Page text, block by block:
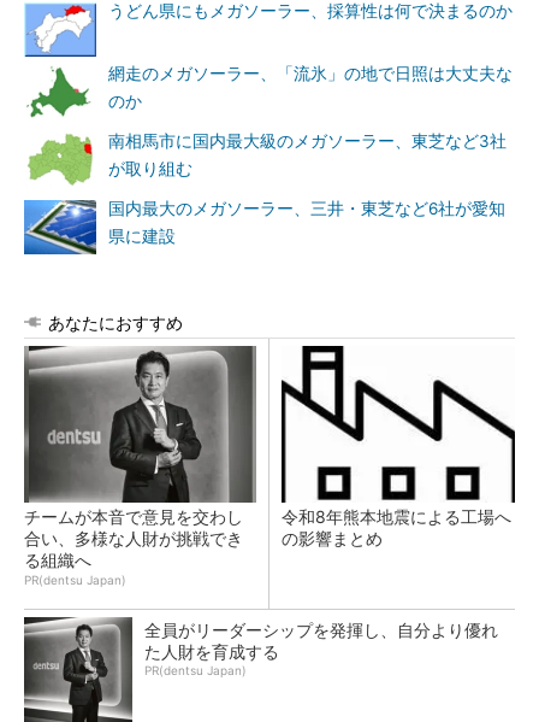
うどん県にもメガソーラー、採算性は何で決まるのか
網走のメガソーラー、「流氷」の地で日照は大丈夫な
のか
南相馬市に国内最大級のメガソーラー、東芝など3社
が取り組む
国内最大のメガソーラー、三井・東芝など6社が愛知
県に建設
あなたにおすすめ
チームが本音で意見を交わし
合い、多様な人財が挑戦でき
る組織へ
PR(dentsu Japan)
令和8年熊本地震による工場へ
の影響まとめ
全員がリーダーシップを発揮し、自分より優れ
た人財を育成する
PR(dentsu Japan)